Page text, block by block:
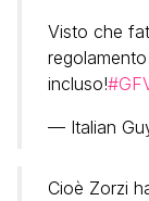
Visto che
incluso!
— Italian
Cioè Zorzi